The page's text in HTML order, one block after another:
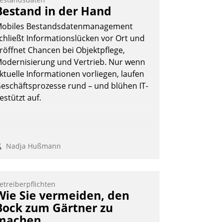
in der Hand
Bestandsdatenmanagement
Informationslücken vor Ort und
Chancen bei Objektpflege,
und Vertrieb. Nur wenn
Informationen vorliegen, laufen
rund – und blühen IT-
auf.
Nadja Hußmann
Sie vermeiden, den
zum Gärtner zu